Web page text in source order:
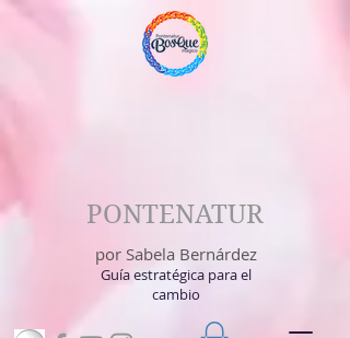
PONTENATUR
por Sabela Bernárdez
Guía estratégica para el
cambio